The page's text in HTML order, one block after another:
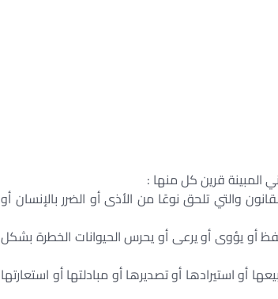
المبينة قرين كل منها :
المحددة بالجدول رقم 1 المرفق بهذا القانون والتي تلحق نوعًا من الأذى أو الضرر بالإنسان أو
أو يؤوى أو يرعى أو يحرس الحيوانات الخطرة بشكل
أو استيرادها أو تصديرها أو مبادلتها أو استعارتها